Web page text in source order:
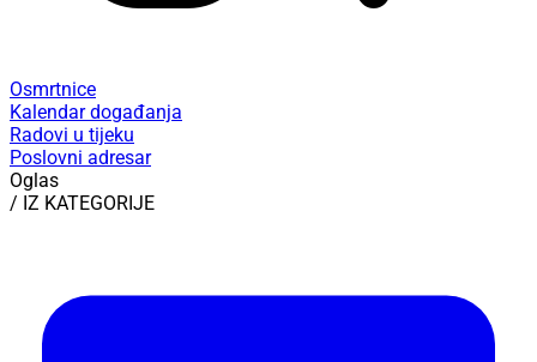
Osmrtnice
Kalendar događanja
Radovi u tijeku
Poslovni adresar
Oglas
/ IZ KATEGORIJE